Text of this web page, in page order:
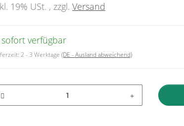
19% USt. , zzgl. Versand
sofort verfügbar
2 - 3 Werktage (DE - Ausland abweichend)